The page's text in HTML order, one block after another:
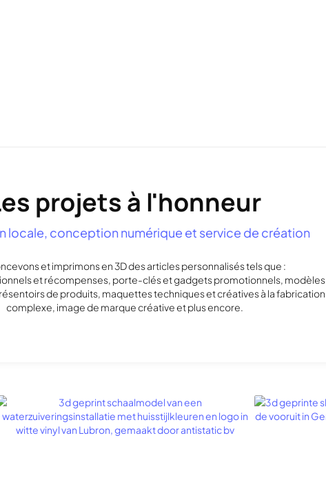
projets à l'honneur
locale, conception numérique et service de création
et imprimons en 3D des articles personnalisés tels que :
et récompenses, porte-clés et gadgets promotionnels, modèles
de produits, maquettes techniques et créatives à la fabrication
complexe, image de marque créative et plus encore.